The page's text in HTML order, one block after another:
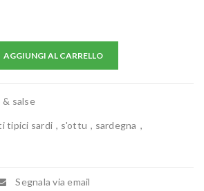
AGGIUNGI AL CARRELLO
salse
tipici sardi , s'ottu , sardegna ,
Segnala via email